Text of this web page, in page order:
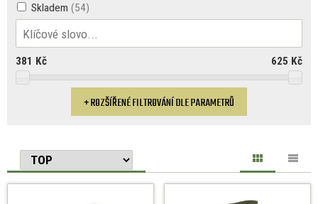
Skladem
381 Kč 625 Kč
ROZŠÍŘENÉ FILTROVÁNÍ DLE PARAMETRŮ